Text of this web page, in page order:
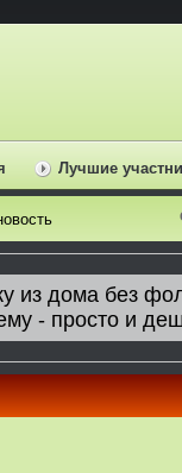
Лучшие